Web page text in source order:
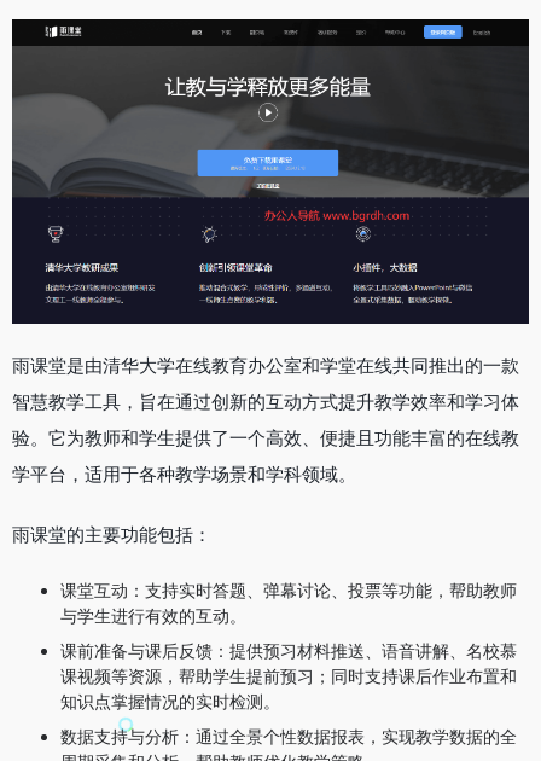
雨课堂是由清华大学在线教育办公室和学堂在线共同推出的一款
智慧教学工具，旨在通过创新的互动方式提升教学效率和学习体
验。它为教师和学生提供了一个高效、便捷且功能丰富的在线教
学平台，适用于各种教学场景和学科领域。
雨课堂的主要功能包括：
课堂互动：支持实时答题、弹幕讨论、投票等功能，帮助教师
与学生进行有效的互动。
课前准备与课后反馈：提供预习材料推送、语音讲解、名校慕
课视频等资源，帮助学生提前预习；同时支持课后作业布置和
知识点掌握情况的实时检测。
数据支持与分析：通过全景个性数据报表，实现教学数据的全